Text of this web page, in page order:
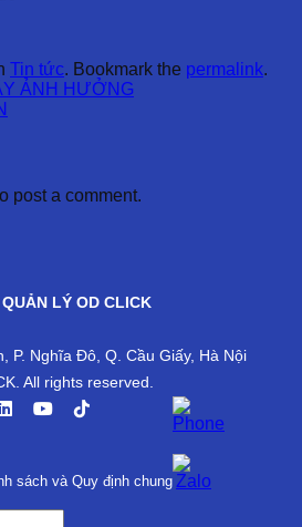
Tin tức. Bookmark the permalink.
ẢNH HƯỞNG
post a comment.
LÝ OD CLICK
P. Nghĩa Đô, Q. Cầu Giấy, Hà Nội
All rights reserved.
sách và Quy định chung